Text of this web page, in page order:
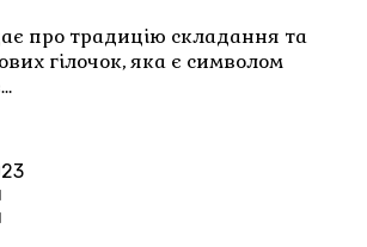
про традицію складання та
гілочок, яка є символом